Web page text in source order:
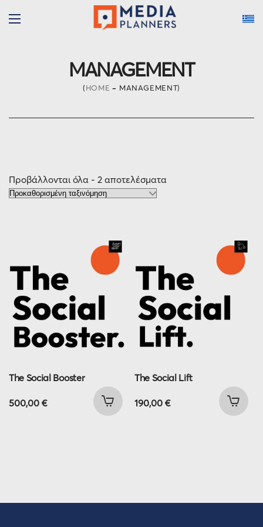
MANAGEMENT
HOME MANAGEMENT
Προβάλλονται όλα - 2 αποτελέσματα
The Social Booster
500,00 €
The Social Lift
190,00 €